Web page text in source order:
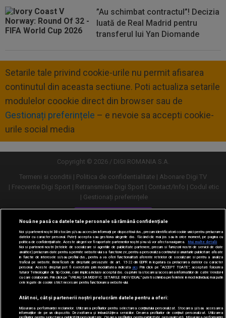
”Au schimbat contractul”! Decizia
luată de Real Madrid pentru
transferul lui Yan Diomande
Setarile tale privind cookie-urile nu permit afisarea
continutul din aceasta sectiune. Poti actualiza setarile
modulelor coookie direct din browser sau de
Gestionați preferințele – e nevoie sa accepti cookie-
urile social media
Copyright © 2026 / DIGI ROMANIA S.A.
Termeni si conditii
Politica de confidentialitate
Abonare Digi TV
Frecvente Digi Sport
Retransmisie Digi Sport Contact/Info
Codul etic
Gestionați preferințele
Versiune desktop
Nouă ne pasă ca datele tale personale să rămână confidențiale
Noi și partenerii noștri30stocăm și/sau accesăm informații pe dispozitivul dvs., precum identificatorii cookie unici pentru prelucrarea
datelor cu caracter personal. Puteți accepta sau gestiona alegerile dvs. făcând clic mai jos sau în orice moment, pe pagina cu
politica de confidențialitate. Aceste alegeri vor fi raportate partenerilor noștri și nu vă vor afecta navigarea.
Mai multe detalii
Noi si partenerii nostri (retelele de socializare si agentiile de publicitate partenere, precum si furnizorii nostri de servicii de date
analitice) prelucram date pentru a permite website-ului sa functioneze, pentru a personaliza continutul si anunturile publicitare afisate
in functie de interesele si/sau profilul dvs., pentru a va oferi functionalitati aferente retelelor de socializare si pentru a analiza
traficul pe website. Beneficiati de drepturile prevazute de art. 15-22 din GDPR in legatura cu prelucrarea datelor cu caracter
personal. Aceste drepturi pot fi exercitate prin modalitatea indicata aici. Prin click pe “ACCEPT TOATE”, acceptati folosirea
tuturor Tehnologiilor de tip Cookie, care implica inclusiv acceptul dvs. cu privire la stocarea/accesarea informatiilor de catre Vendor-ii
cu care colaboram. Prin click pe “VREAU SA MODIFIC SETARILE INDIVIDUAL” puteti schimba preferintele in mod individual, mai putin
cele legate de cookie strict necesare pentru functionarea website-ului.
Atât noi, cât și partenerii noștri prelucrăm datele pentru a oferi:
Măsurarea performanței reclamelor. Utilizarea profilurilor pentru selectarea conținutului personalizat. Stocarea și/sau accesarea
informațiilor de pe un dispozitiv. Dezvoltarea și îmbunătățirea serviciilor. Crearea profilurilor de conținut personalizat. Utilizarea